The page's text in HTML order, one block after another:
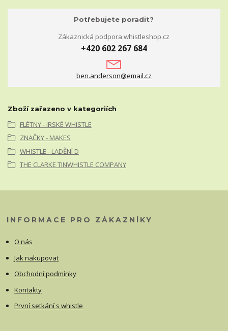
Potřebujete poradit?
Zákaznická podpora whistleshop.cz
+420 602 267 684
ben.anderson@email.cz
Zboží zařazeno v kategoriích
FLÉTNY - IRSKÉ WHISTLE
ZNAČKY - MAKES
WHISTLE - LADĚNÍ D
THE CLARKE TINWHISTLE COMPANY
INFORMACE PRO ZÁKAZNÍKY
O nás
Jak nakupovat
Obchodní podmínky
Kontakty
První setkání s whistle